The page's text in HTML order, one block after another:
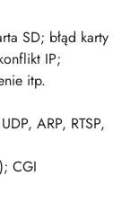
SD; błąd karty
IP;
itp.
ARP, RTSP,
CGI